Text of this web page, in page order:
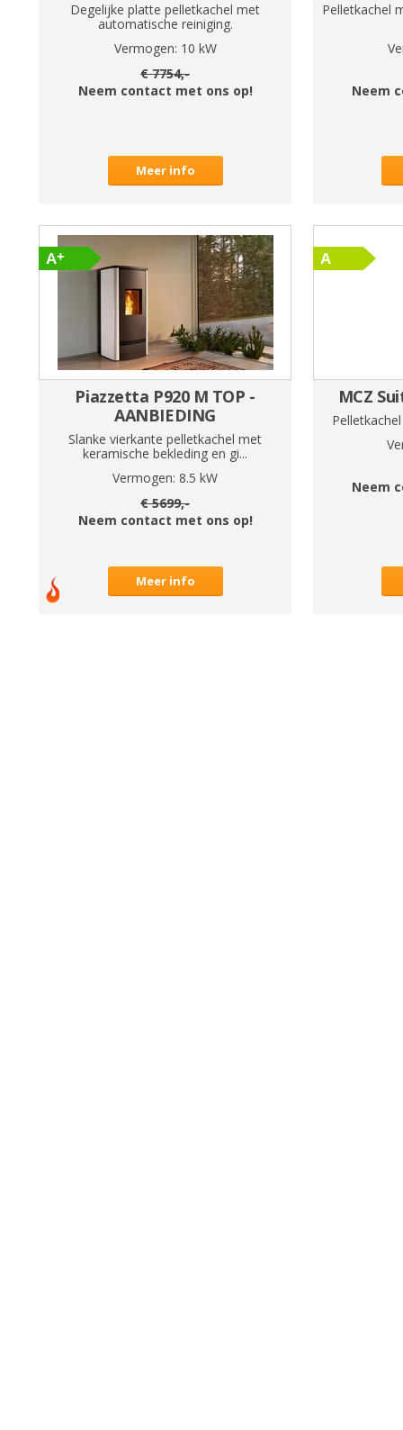
Degelijke platte pelletkachel met
automatische reiniging.
Vermogen: 10 kW
€7754,-
Neem contact met ons op!
Meer info
Pelletkachel
Neem
Piazzetta P920 M TOP -
AANBIEDING
Slanke vierkante pelletkachel met
keramische bekleding en gi...
Vermogen: 8.5 kW
€5699,-
Neem contact met ons op!
Meer info
MCZ
Neem